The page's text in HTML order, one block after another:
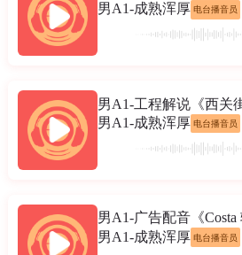
男A1-成熟浑厚 电台播音员
男A1-工程解说《西关
男A1-成熟浑厚 电台播音员
男A1-广告配音《
男A1-成熟浑厚 电台播音员